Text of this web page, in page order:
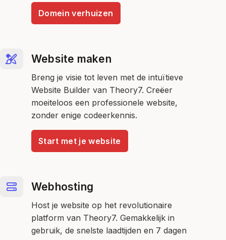
Domein verhuizen
Website maken
Breng je visie tot leven met de intuïtieve
Website Builder van Theory7. Creëer
moeiteloos een professionele website,
zonder enige codeerkennis.
Start met je website
Webhosting
Host je website op het revolutionaire
platform van Theory7. Gemakkelijk in
gebruik, de snelste laadtijden en 7 dagen